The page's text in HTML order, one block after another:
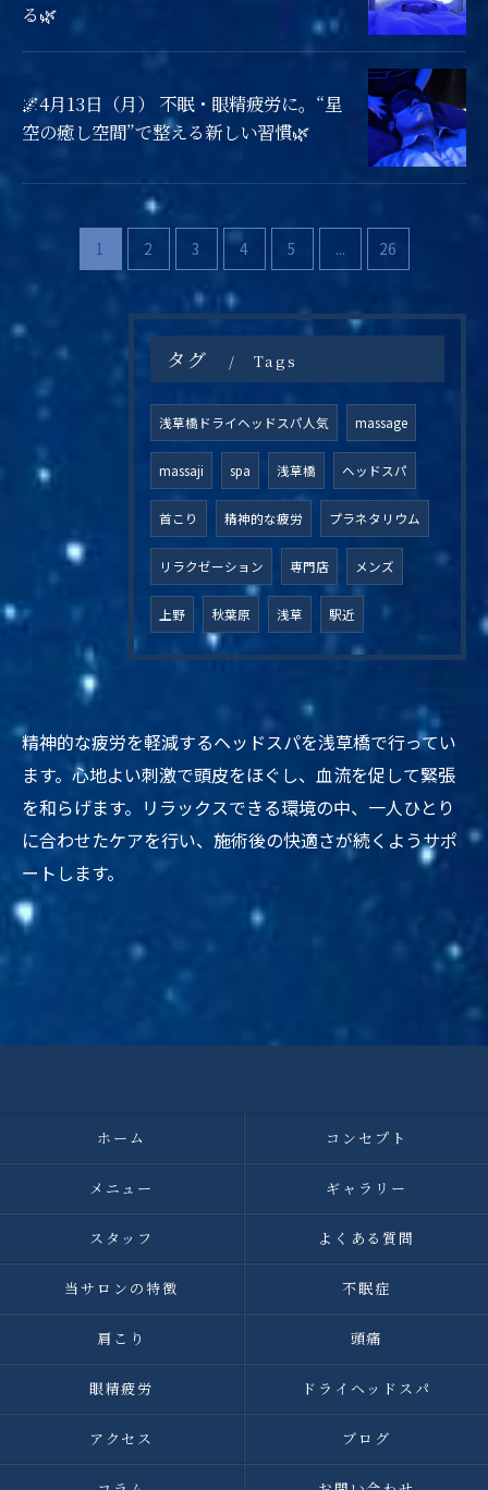
る🌿
🌌4月13日（月） 不眠・眼精疲労に。“星
空の癒し空間”で整える新しい習慣🌿
1 2 3 4 5 ... 26
タグ Tags
浅草橋ドライヘッドスパ人気 massage
massaji spa 浅草橋 ヘッドスパ
首こり 精神的な疲労 プラネタリウム
リラクゼーション 専門店 メンズ
上野 秋葉原 浅草 駅近
精神的な疲労を軽減するヘッドスパを浅草橋で行ってい
ます。心地よい刺激で頭皮をほぐし、血流を促して緊張
を和らげます。リラックスできる環境の中、一人ひとり
に合わせたケアを行い、施術後の快適さが続くようサポ
ートします。
ホーム コンセプト
メニュー ギャラリー
スタッフ よくある質問
当サロンの特徴 不眠症
肩こり 頭痛
眼精疲労 ドライヘッドスパ
アクセス ブログ